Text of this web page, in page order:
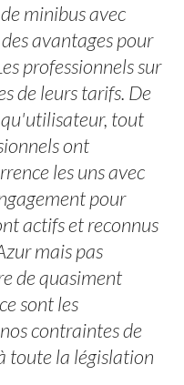
minibus avec
avantages pour
professionnels sur
de leurs tarifs. De
tout
ont
les uns avec
pour
actifs et reconnus
mais pas
de quasiment
sont les
contraintes de
toute la législation